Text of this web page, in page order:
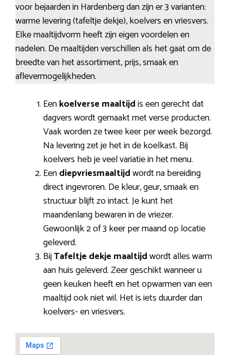
voor bejaarden in Hardenberg dan zijn er 3 varianten:
warme levering (tafeltje dekje), koelvers en vriesvers.
Elke maaltijdvorm heeft zijn eigen voordelen en
nadelen. De maaltijden verschillen als het gaat om de
breedte van het assortiment, prijs, smaak en
aflevermogelijkheden.
Eenkoelverse maaltijdis een gerecht dat
dagvers wordt gemaakt met verse producten.
Vaak worden ze twee keer per week bezorgd.
Na levering zet je het in de koelkast. Bij
koelvers heb je veel variatie in het menu.
Eendiepvriesmaaltijdwordt na bereiding
direct ingevroren. De kleur, geur, smaak en
structuur blijft zo intact. Je kunt het
maandenlang bewaren in de vriezer.
Gewoonlijk 2 of 3 keer per maand op locatie
geleverd.
BijTafeltje dekje maaltijdwordt alles warm
aan huis geleverd. Zeer geschikt wanneer u
geen keuken heeft en het opwarmen van een
maaltijd ook niet wil. Het is iets duurder dan
koelvers- en vriesvers.